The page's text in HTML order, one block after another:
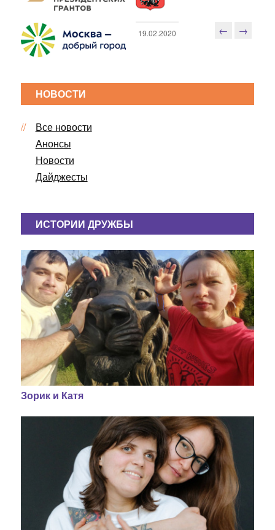
19.02.2020
Н
и
ц
а
я
м
← →
НОВОСТИ
Все новости
Анонсы
Новости
Дайджесты
ИСТОРИИ ДРУЖБЫ
Зорик и Катя